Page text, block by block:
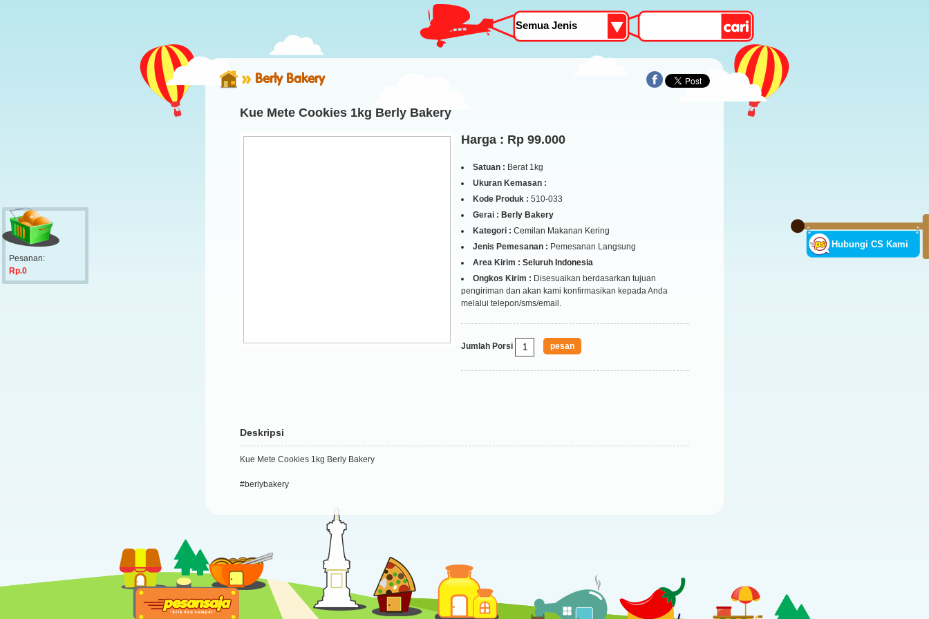
Hubungi CS Kami
Pesanan:
Rp.0
Berly Bakery
Kue Mete Cookies 1kg Berly Bakery
Harga : Rp 99.000
Satuan : Berat 1kg
Ukuran Kemasan :
Kode Produk : 510-033
Gerai : Berly Bakery
Kategori : Cemilan Makanan Kering
Jenis Pemesanan : Pemesanan Langsung
Area Kirim : Seluruh Indonesia
Ongkos Kirim : Disesuaikan berdasarkan tujuan
pengiriman dan akan kami konfirmasikan kepada Anda
melalui telepon/sms/email.
Jumlah Porsi
Deskripsi
Kue Mete Cookies 1kg Berly Bakery
#berlybakery